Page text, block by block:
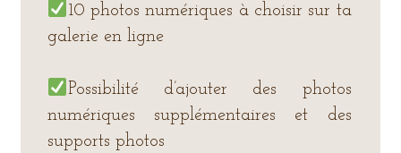
10 photos numériques à choisir sur ta
galerie en ligne
Possibilité d’ajouter des photos
numériques supplémentaires et des
supports photos